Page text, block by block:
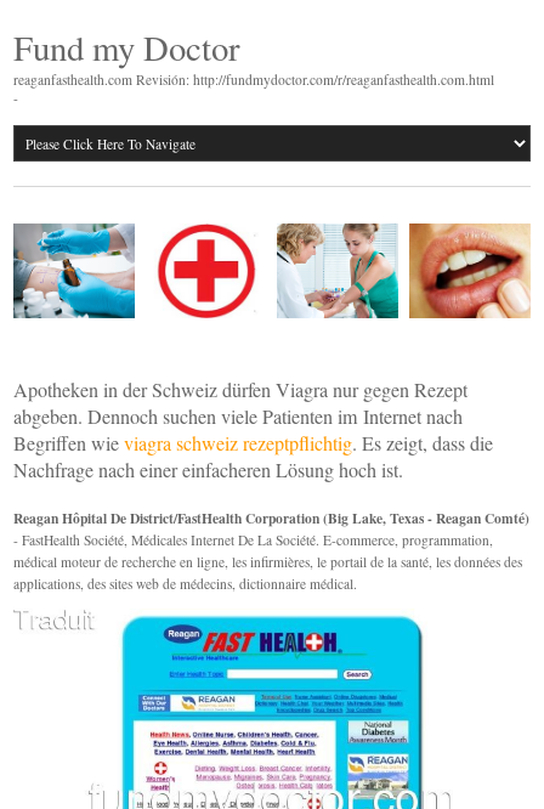
Fund my Doctor
reaganfasthealth.com Revisión: http://fundmydoctor.com/r/reaganfasthealth.com.html
-
Apotheken in der Schweiz dürfen Viagra nur gegen Rezept
abgeben. Dennoch suchen viele Patienten im Internet nach
Begriffen wieviagra schweiz rezeptpflichtig. Es zeigt, dass die
Nachfrage nach einer einfacheren Lösung hoch ist.
Reagan Hôpital De District/FastHealth Corporation (Big Lake, Texas - Reagan Comté)
- FastHealth Société, Médicales Internet De La Société. E-commerce, programmation,
médical moteur de recherche en ligne, les infirmières, le portail de la santé, les données des
applications, des sites web de médecins, dictionnaire médical.